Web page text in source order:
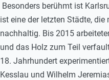
Besonders berühmt ist
ist eine der letzten Städte,
nachhaltig. Bis 2015
und das Holz zum Teil
18. Jahrhundert
Kesslau und Wilhelm